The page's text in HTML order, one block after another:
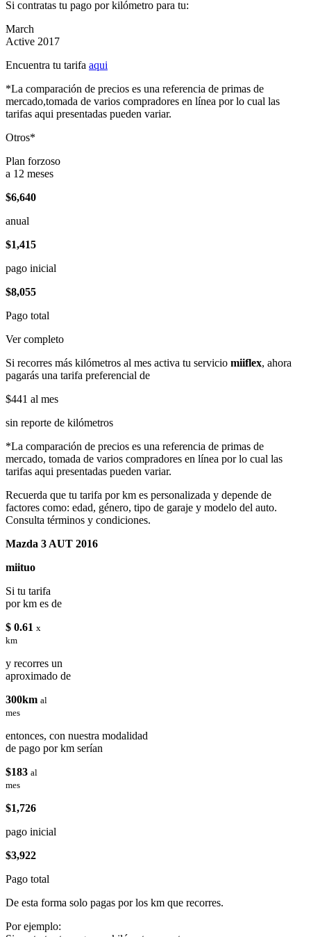
Si contratas tu pago por kilómetro para tu:
March
Active 2017
Encuentra tu tarifa aqui
*La comparación de precios es una referencia de primas de
mercado,tomada de varios compradores en línea por lo cual las
tarifas aqui presentadas pueden variar.
Otros*
Plan forzoso
a 12 meses
$6,640
anual
$1,415
pago inicial
$8,055
Pago total
Ver completo
Si recorres más kilómetros al mes activa tu servicio miiflex, ahora
pagarás una tarifa preferencial de
$441 al mes
sin reporte de kilómetros
*La comparación de precios es una referencia de primas de
mercado, tomada de varios compradores en línea por lo cual las
tarifas aqui presentadas pueden variar.
Recuerda que tu tarifa por km es personalizada y depende de
factores como: edad, género, tipo de garaje y modelo del auto.
Consulta términos y condiciones.
Mazda 3 AUT 2016
miituo
Si tu tarifa
por km es de
$ 0.61 x
km
y recorres un
aproximado de
300km al
mes
entonces, con nuestra modalidad
de pago por km serían
$183 al
mes
$1,726
pago inicial
$3,922
Pago total
De esta forma solo pagas por los km que recorres.
Por ejemplo: